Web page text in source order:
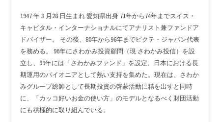
1947 年 3 月28 日生まれ 愛知県出身 71年から74年までスイス・
キャピタル・インターナショナルにてアナリスト兼ファンドア
ドバイザー。 その後、80年から96年までピクテ・ジャパン代表
を務める。 96年にさわかみ投資顧問（現 さわかみ投信）を設
立し、99年には「さわかみファンド」を設定。日本における長
期運用のパイオニアとして熱い支持を集めた。現在は、さわか
みグループ総帥として長期投資の啓蒙活動に精を出すと同時
に、「カッコ好いお金の使い方」のモデルとなるべく財団活動
にも積極的に取り組んでいる。